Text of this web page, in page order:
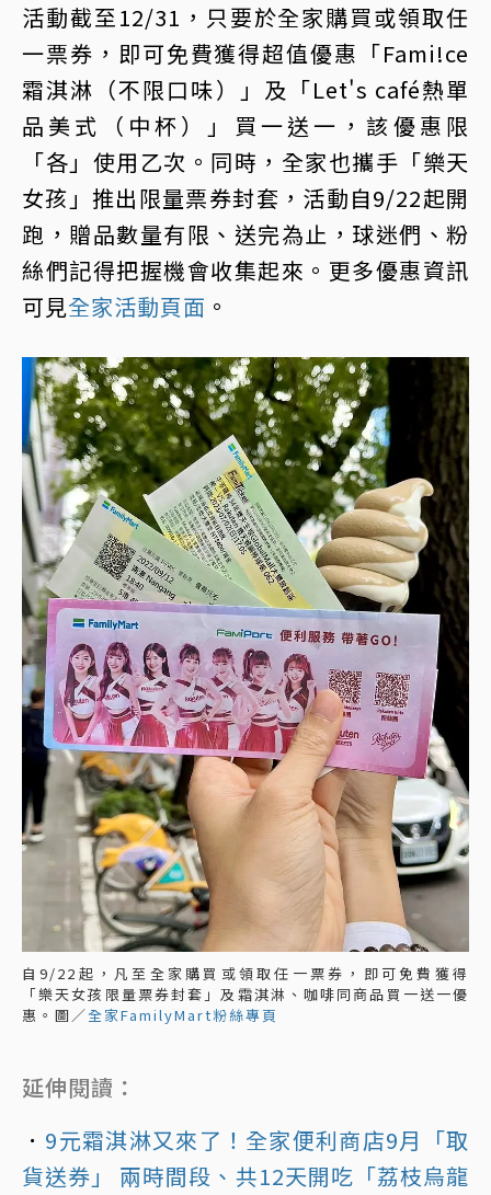
活動截至12/31，只要於全家購買或領取任
一票券，即可免費獲得超值優惠「Fami!ce
霜淇淋（不限口味）」及「Let's café熱單
品美式（中杯）」買一送一，該優惠限
「各」使用乙次。同時，全家也攜手「樂天
女孩」推出限量票券封套，活動自9/22起開
跑，贈品數量有限、送完為止，球迷們、粉
絲們記得把握機會收集起來。更多優惠資訊
可見全家活動頁面 。
自9/22起，凡至全家購買或領取任一票券，即可免費獲得
「樂天女孩限量票券封套」及霜淇淋、咖啡同商品買一送一優
惠。圖／全家FamilyMart粉絲專頁
延伸閱讀：
． 9元霜淇淋又來了！全家便利商店9月「取
貨送券」 兩時間段、共12天開吃「荔枝烏龍